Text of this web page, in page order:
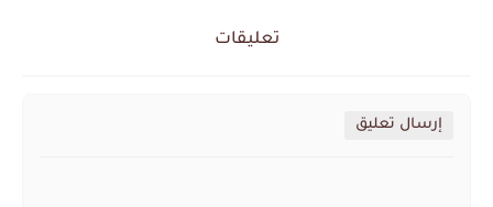
تعليقات
إرسال تعليق